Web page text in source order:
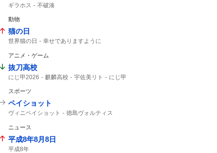
ギラホス 不破湊
動物
猫の日
世界猫の日
幸せでありますように
アニメ・ゲーム
抜刀高校
にじ甲2026 麒麟高校 宇佐美リト
にじ甲
スポーツ
ペイショット
ヴィニペイショット
徳島ヴォルティス
ヴォルティス
コンサドーレ札幌
シュート
ニュース
平成8年8月8日
平成8年